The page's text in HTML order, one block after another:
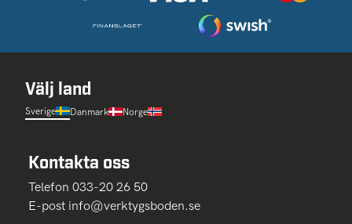
Välj land
Sverige Danmark Norge
Kontakta oss
Telefon 033-20 26 50
E-post info@verktygsboden.se